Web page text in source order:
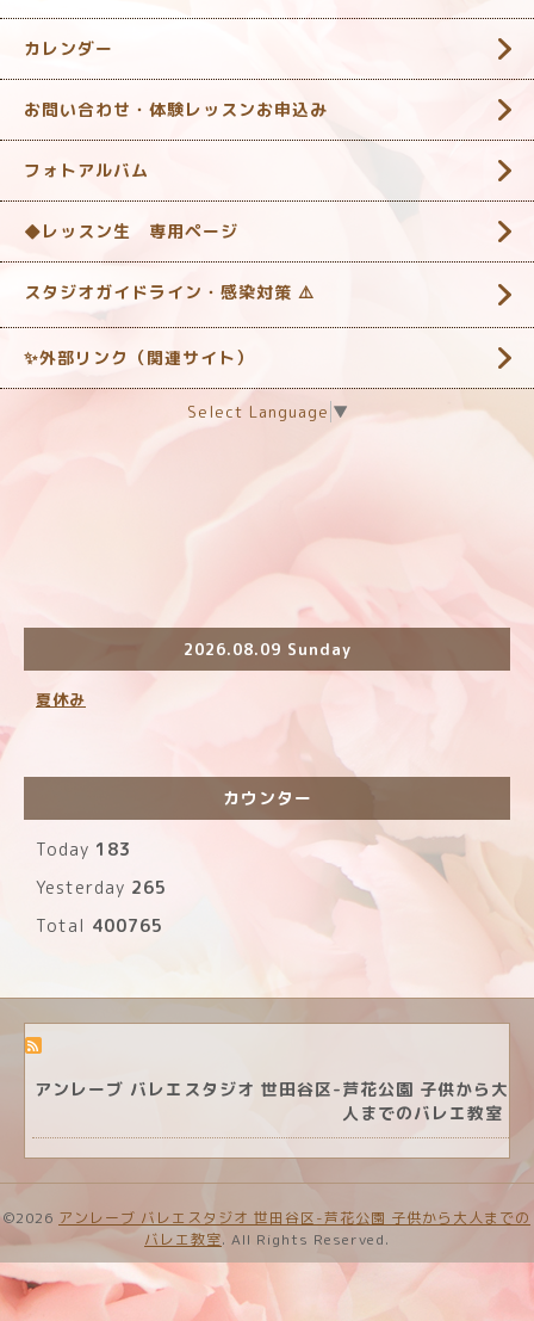
カレンダー
お問い合わせ・体験レッスンお申込み
フォトアルバム
◆レッスン生 専用ページ
スタジオガイドライン・感染対策 ‎⚠️
✨外部リンク（関連サイト）
Select Language ▼
2026.08.09 Sunday
夏休み
カウンター
Today 183
Yesterday 265
Total 400765
アンレーブ バレエスタジオ 世田谷区-芦花公園 子供から大
人までのバレエ教室
©2026 アンレーブ バレエスタジオ 世田谷区-芦花公園 子供から大人までの
バレエ教室. All Rights Reserved.